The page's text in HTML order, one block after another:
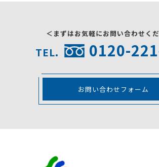
＜まずはお気軽にお問い合わせく
TEL. 0120-
お問い合わせフォーム